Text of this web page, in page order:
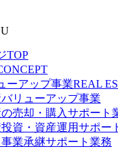
TOP
ーアップ事業REAL
リューアップ事業
売却・購入サポート
資・資産運用サポー
業承継サポート業務